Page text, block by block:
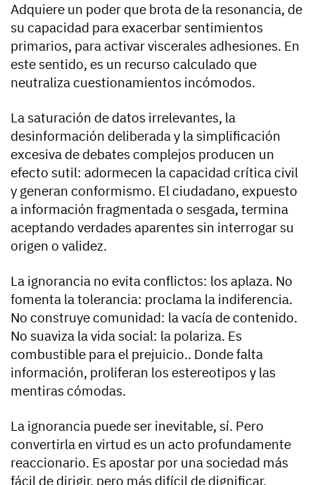
Adquiere un poder que brota de la resonancia, de
su capacidad para exacerbar sentimientos
primarios, para activar viscerales adhesiones. En
este sentido, es un recurso calculado que
neutraliza cuestionamientos incómodos.
La saturación de datos irrelevantes, la
desinformación deliberada y la simplificación
excesiva de debates complejos producen un
efecto sutil: adormecen la capacidad crítica civil
y generan conformismo. El ciudadano, expuesto
a información fragmentada o sesgada, termina
aceptando verdades aparentes sin interrogar su
origen o validez.
La ignorancia no evita conflictos: los aplaza. No
fomenta la tolerancia: proclama la indiferencia.
No construye comunidad: la vacía de contenido.
No suaviza la vida social: la polariza. Es
combustible para el prejuicio.. Donde falta
información, proliferan los estereotipos y las
mentiras cómodas.
La ignorancia puede ser inevitable, sí. Pero
convertirla en virtud es un acto profundamente
reaccionario. Es apostar por una sociedad más
fácil de dirigir, pero más difícil de dignificar.